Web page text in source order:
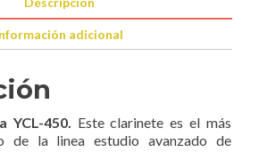
adicional
YCL-450. Este clarinete es el más
de la linea estudio avanzado de